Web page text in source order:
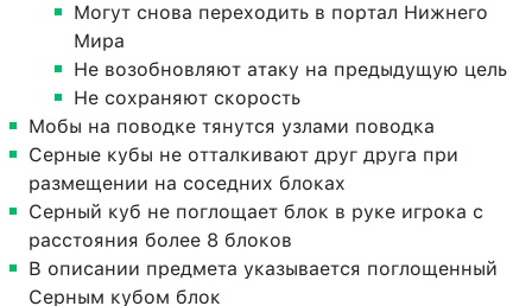
Могут снова переходить в портал Нижнего
Мира
Не возобновляют атаку на предыдущую цель
Не сохраняют скорость
Мобы на поводке тянутся узлами поводка
Серные кубы не отталкивают друг друга при
размещении на соседних блоках
Серный куб не поглощает блок в руке игрока с
расстояния более 8 блоков
В описании предмета указывается поглощенный
Серным кубом блок